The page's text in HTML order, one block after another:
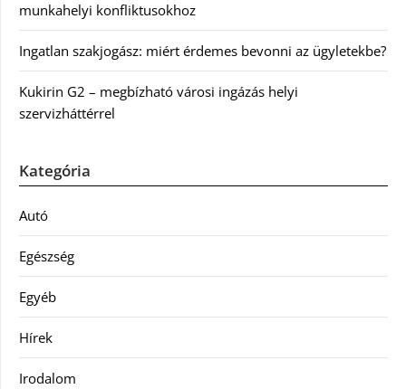
munkahelyi konfliktusokhoz
Ingatlan szakjogász: miért érdemes bevonni az ügyletekbe?
Kukirin G2 – megbízható városi ingázás helyi
szervizháttérrel
Kategória
Autó
Egészség
Egyéb
Hírek
Irodalom